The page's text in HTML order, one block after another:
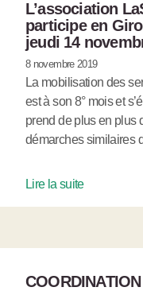
L’association
participe en
jeudi 14
8 novembre 2019
La mobilisation des
est à son 8° mois et
prend de plus en plus
démarches similaires
Lire la suite